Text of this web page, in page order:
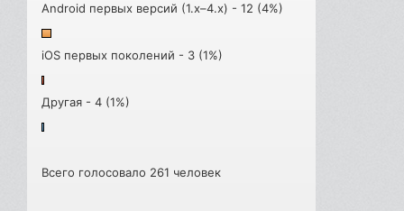
Android первых версий (1.x–4.x) - 12 (4%)
iOS первых поколений - 3 (1%)
Другая - 4 (1%)
Всего голосовало 261 человек